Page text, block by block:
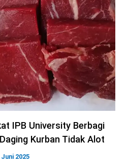
IPB University Berbagi
Kurban Tidak Alot
Juni 2025